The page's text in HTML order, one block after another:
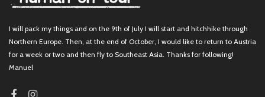
I will pack my things and on the 9th of July I will start and hitchhike through
Northern Europe. Then, at the end of October, I would like to return to Austria
for a week or two and then fly to Southeast Asia. Thanks for following!
Manuel